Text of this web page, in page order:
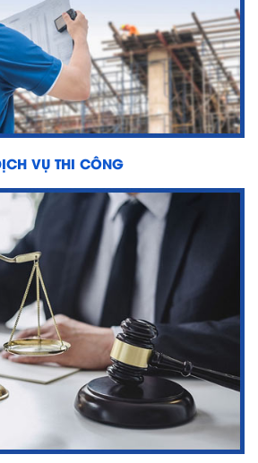
VỤ THI CÔNG